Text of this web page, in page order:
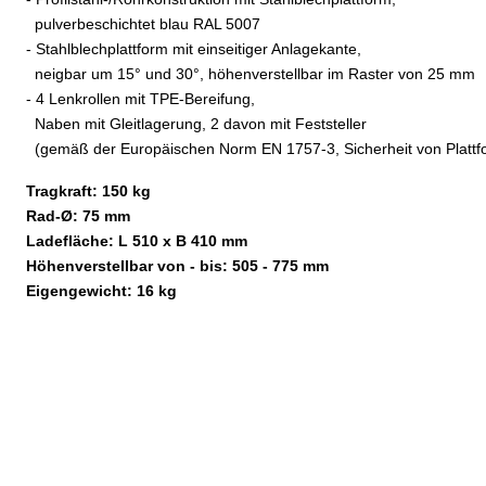
pulverbeschichtet blau RAL 5007
- Stahlblechplattform mit einseitiger Anlagekante,
neigbar um 15° und 30° , höhenverstellbar im Raster von 25 mm
- 4 Lenkrollen mit TPE-Bereifung,
Naben mit Gleitlagerung, 2 davon mit Feststeller
(gemäß der Europäischen Norm EN 1757-3, Sicherheit von
Tragkraft: 150 kg
Rad-Ø: 75 mm
Ladefläche: L 510 x B 410 mm
Höhenverstellbar von - bis: 505 - 775 mm
Eigengewicht: 16 kg